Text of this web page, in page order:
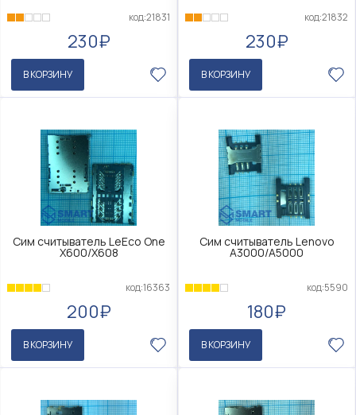
код:21831
230₽
В КОРЗИНУ
код:21832
230₽
В КОРЗИНУ
Сим считыватель LeEco One
X600/X608
код:16363
200₽
В КОРЗИНУ
Сим считыватель Lenovo
A3000/A5000
код:5590
180₽
В КОРЗИНУ